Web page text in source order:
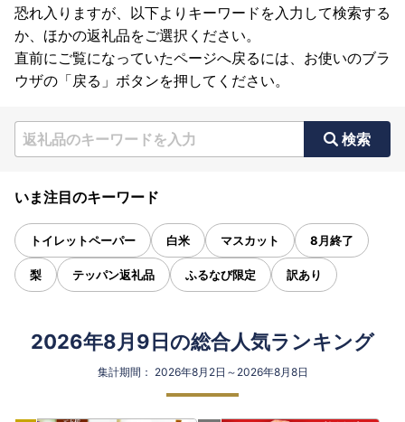
恐れ入りますが、以下よりキーワードを入力して検索する
か、ほかの返礼品をご選択ください。
直前にご覧になっていたページへ戻るには、お使いのブラ
ウザの「戻る」ボタンを押してください。
検索
いま注目のキーワード
トイレットペーパー 白米 マスカット 8月終了
梨 テッパン返礼品 ふるなび限定 訳あり
2026年8月9日の総合人気ランキング
集計期間： 2026年8月2日～2026年8月8日